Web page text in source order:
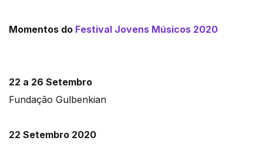
Momentos do Festival Jovens Músicos 2020
22 a 26 Setembro
Fundação Gulbenkian
22 Setembro 2020